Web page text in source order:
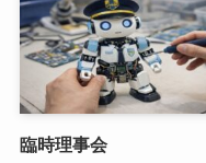
臨時理事会